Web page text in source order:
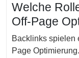
Welche
Off-Page
Backlinks spielen
Page